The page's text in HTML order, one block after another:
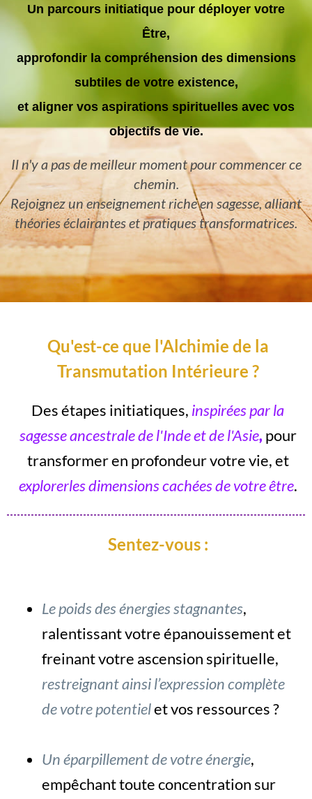
Un parcours initiatique pour déployer votre
Être,
approfondir la compréhension des dimensions
subtiles de votre existence,
et aligner vos aspirations spirituelles avec vos
objectifs de vie.
Il n'y a pas de meilleur moment pour commencer ce
chemin.
Rejoignez un enseignement riche en sagesse, alliant
théories éclairantes et pratiques transformatrices.
Qu'est-ce que l'Alchimie de la
Transmutation Intérieure ?
Des étapes initiatiques, inspirées par la
sagesse ancestrale de l'Inde et de l'Asie, pour
transformer en profondeur votre vie, et
explorerles dimensions cachées de votre être.
Sentez-vous :
Le poids des énergies stagnantes,
ralentissant votre épanouissement et
freinant votre ascension spirituelle,
restreignant ainsi l’expression complète
de votre potentielet vos ressources ?
Un éparpillement de votre énergie,
empêchant toute concentration sur